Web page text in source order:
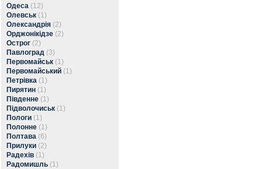
Одеса (12)
Олевськ (1)
Олександрія (2)
Орджонікідзе (2)
Острог (2)
Павлоград (3)
Первомайськ (1)
Первомайський (1)
Петрівка (1)
Пирятин (1)
Південне (1)
Підволочиськ (1)
Пологи (1)
Полонне (1)
Полтава (6)
Прилуки (2)
Радехів (1)
Радомишль (1)